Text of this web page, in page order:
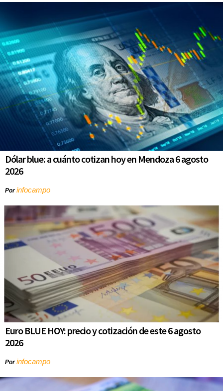
Dólar blue: a cuánto cotizan hoy en Mendoza 6 agosto
2026
Porinfocampo
Euro BLUE HOY: precio y cotización de este 6 agosto
2026
Porinfocampo